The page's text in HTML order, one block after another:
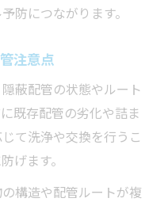
切な判断基準とは
ビやトラブル対策法
と湿度管理のコツ
管トラブル事例紹介
カビを未然防止
と定期点検が重要
防につながります。
注意点
蔽配管の状態やルート
既存配管の劣化や詰ま
て洗浄や交換を行うこ
げます。
構造や配管ルートが複